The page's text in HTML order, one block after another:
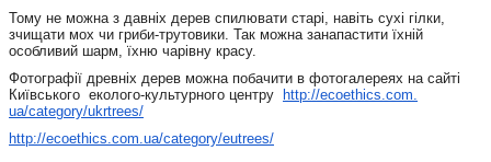
Тому не можна з давніх дерев спилювати старі, навіть сухі гілки,
зчищати мох чи гриби-трутовики. Так можна занапастити їхній
особливий шарм, їхню чарівну красу.
Фотографії древніх дерев можна побачити в фотогалереях на сайті
Київського еколого-культурного центру
http://ecoethics.com.
ua/category/ukrtrees/
http://ecoethics.com.ua/category/eutrees/